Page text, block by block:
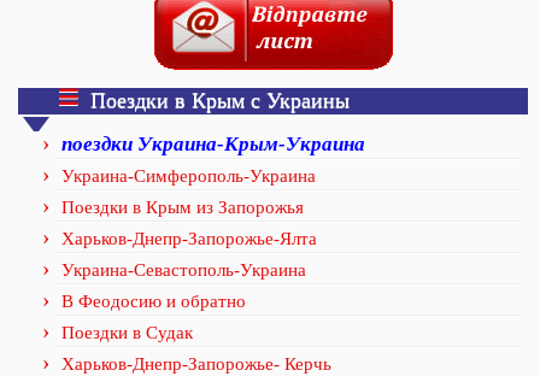
Поездки в Крым с Украины
поездки Украина-Крым-Украина
Украина-Симферополь-Украина
Поездки в Крым из Запорожья
Харьков-Днепр-Запорожье-Ялта
Украина-Севастополь-Украина
В Феодосию и обратно
Поездки в Судак
Харьков-Днепр-Запорожье- Керчь